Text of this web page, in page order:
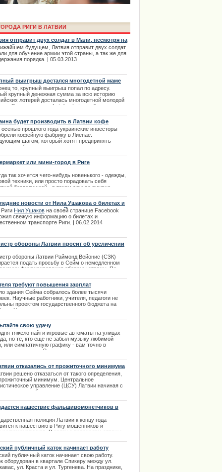
в Риге с автошколой
к поклонникам
Rendezvous Jūrmala
извинилось за нарушение
РИГИ В ЛАТВИИ
отправит двух солдат в Мали, несмотря на
общество против этого.
будущем, Латвия отправит двух солдат
для обучение армии этой страны, а так же для
порядка. | 05.03.2013
выигрыш достался многодетной маме
то, крупный выигрыш попал по адресу.
крупный денежная сумма за всю историю
лотерей досталась многодетной молодой
из Валкского края. Latvijas Loto сообщило, что
будет производить в Латвии кофе
осенью прошлого года украинские инвесторы
кофейную фабрику в Лиепае.
шагом, который хотят предпринять
обновить устаревшее
или мини-город в Риге
так хочется чего-нибудь новенького - одежды,
техники, или просто порадовать себя
безделушкой - в таком случае рижане
найти все самое необходимое для дома,
и работы, но и отлично развлечься.
новости от Нила Ушакова о билетах и
транспорте Риги
Риги Нил Ушаков на своей странице Facebook
свежую информацию о билетах и
транспорте Риги. | 06.02.2014
обороны Латвии просит об увеличении
армии
обороны Латвии Раймонд Вейонис (СЗК)
подать просьбу в Сейм о немедленном
финансирования обороны страны. По
понятный сигнал, что не стоит
на расторопность в последний момент и
увеличить финансировании армии.
требуют повышения зарплат
здания Сейма собралось более тысячи
Научные работники, учителя, педагоги не
проектом государственного бюджета на
год. Учителя со многих регионов приехали в
свою удачу
тяжело найти игровые автоматы на улицах
но те, кто еще не забыл музыку любимой
или симпатичную графику - вам точно в
казино. Организаторы терпеливо и
отказались от прожиточного минимума
решено отказаться от такого определения,
минимум. Центральное
управление (ЦСУ) Латвии начиная с
момента не будет проводить подсчеты и
этот социальный показатель в декабре
в соответствии с рекомендуемой в
году методикой. ЦСУ сообщало в декабре этот
достиг 177 латов или 252 евро. |
нашествие фальшивомонетчиков в
полиция Латвии к концу года
к нашествию в Ригу мошенников и
В связи с переходом страны
в Риге произошел неприятный инцидент.
публичный каток начинает работу
публичный каток начинает свою работу.
оборудован в квартале Спикеру между ул.
ул. Краста и ул. Тургенева. На празднике,